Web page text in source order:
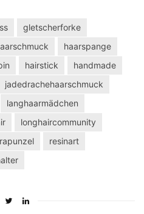
gletscherforke
haarspange
hairstick
handmade
jadedrachehaarschmuck
langhaarmädchen
longhaircommunity
rapunzel
resinart